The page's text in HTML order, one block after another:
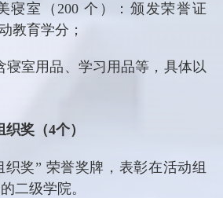
寝室（200 个）：颁发荣誉证
教育学分；
寝室用品、学习用品等，具体以
织奖（4个）
织奖” 荣誉奖牌，表彰在活动组
二级学院。